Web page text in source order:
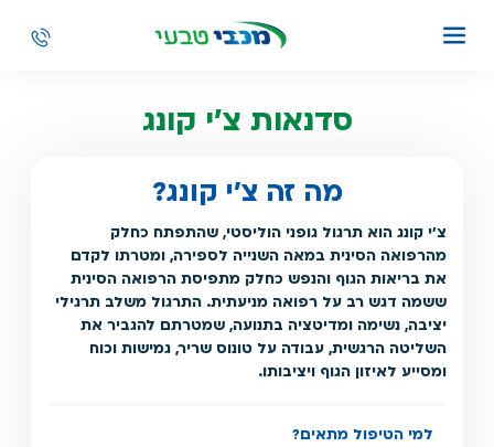
סדנאות צ'י קונג
מה זה צ'י קונג?
צ'י קונג הוא תרגול גופני הוליסטי, שהתפתח כחלק
מהרפואה הסינית במאה השנייה לספירה, ומטרתו לקדם
את בריאות הגוף והנפש כחלק מתפיסת הרפואה הסינית
ששמה דגש רב על רפואה מניעתית. התרגול משלב תרגילי
יציבה, נשימה ומדיטציה בתנועה, שמטרתם להגביר את
השליטה הרגשית, עבודה על טונוס שריר, גמישות וכוח
ומסייע לאיזון הגוף ויציבותו.
למי הטיפול מתאים?